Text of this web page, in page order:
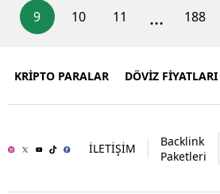
9
10 11 ... 188
KRİPTO PARALAR DÖVİZ FİYATLARI
İLETİŞİM
Backlink
Paketleri